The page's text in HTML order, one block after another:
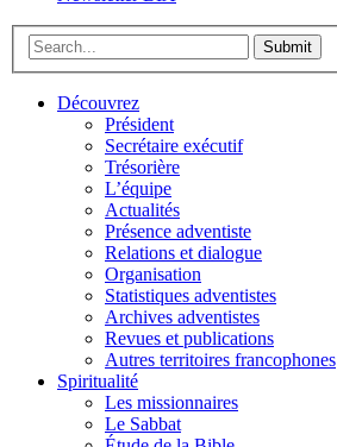
Submit
Découvrez
Président
Secrétaire exécutif
Trésorière
L’équipe
Actualités
Présence adventiste
Relations et dialogue
Organisation
Statistiques adventistes
Archives adventistes
Revues et publications
Autres territoires francophones
Spiritualité
Les missionnaires
Le Sabbat